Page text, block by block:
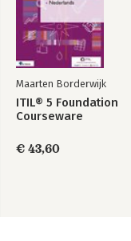
Maarten Borderwijk
ITIL® 5 Foundation
Courseware
€ 43,60